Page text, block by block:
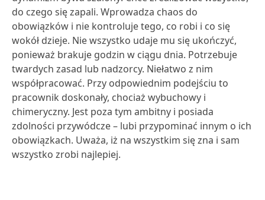
do czego się zapali. Wprowadza chaos do
obowiązków i nie kontroluje tego, co robi i co się
wokół dzieje. Nie wszystko udaje mu się ukończyć,
ponieważ brakuje godzin w ciągu dnia. Potrzebuje
twardych zasad lub nadzorcy. Niełatwo z nim
współpracować. Przy odpowiednim podejściu to
pracownik doskonały, chociaż wybuchowy i
chimeryczny. Jest poza tym ambitny i posiada
zdolności przywódcze – lubi przypominać innym o ich
obowiązkach. Uważa, iż na wszystkim się zna i sam
wszystko zrobi najlepiej.